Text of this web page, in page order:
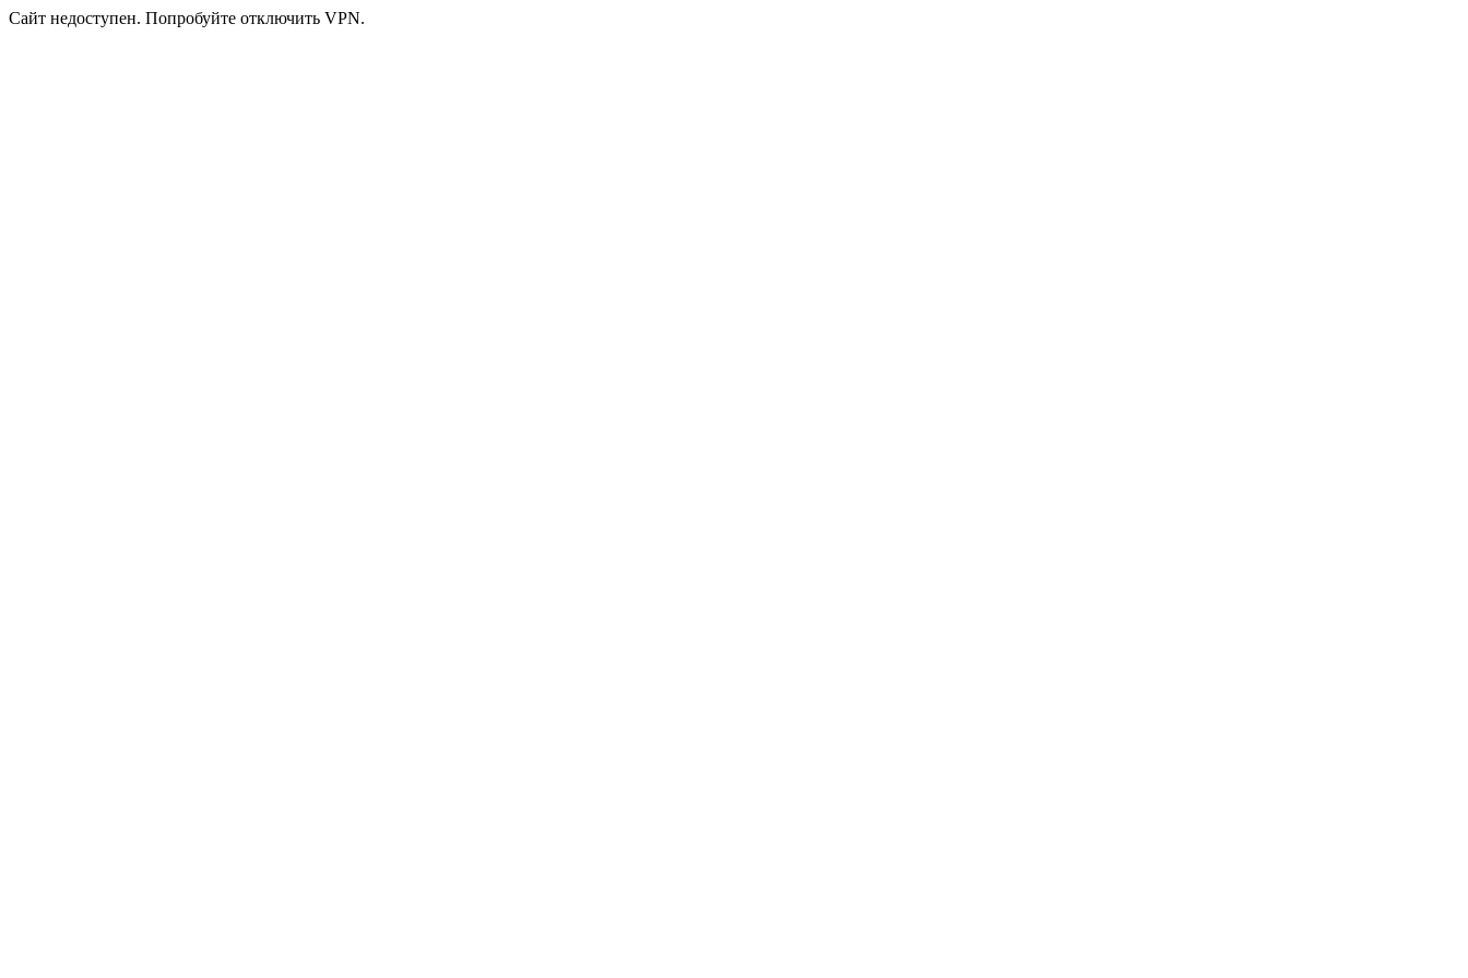
Сайт недоступен. Попробуйте отключить VPN.